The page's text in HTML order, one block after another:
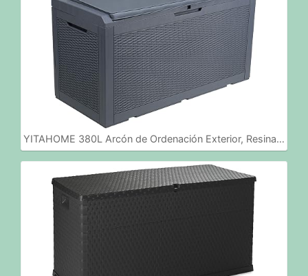
YITAHOME 380L Arcón de Ordenación Exterior, Resina…